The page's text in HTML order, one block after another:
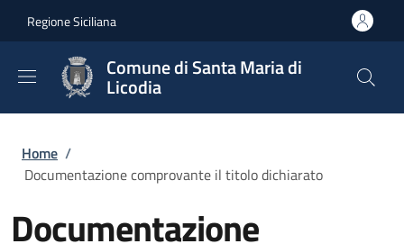
Regione Siciliana
Comune di Santa Maria di
Licodia
Briciole di pane
Home /
Documentazione comprovante il titolo dichiarato
Documentazione